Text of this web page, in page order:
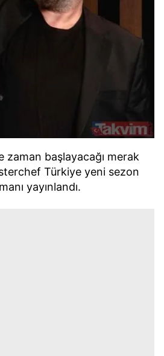
zaman başlayacağı merak
Türkiye yeni sezon
yayınlandı.